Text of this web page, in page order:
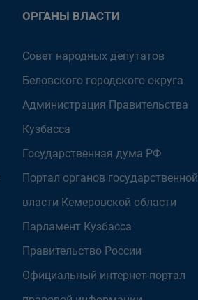
ОРГАНЫ ВЛАСТИ
Совет народных депутатов
Беловского городского округа
Администрация Правительства
Кузбасса
Государственная дума РФ
Портал органов государственной
власти Кемеровской области
Парламент Кузбасса
Правительство России
Официальный интернет-портал